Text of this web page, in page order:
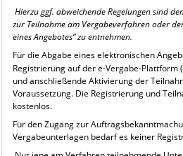
Hierzu ggf. abweichende Regelungen sind
zur Teilnahme am Vergabeverfahren oder
eines Angebotes“ zu entnehmen.
Für die Abgabe eines elektronischen
Registrierung auf der e-Vergabe-Plattform (
und anschließende Aktivierung der
Voraussetzung. Die Registrierung und
kostenlos.
Für den Zugang zur
Vergabeunterlagen bedarf es keiner